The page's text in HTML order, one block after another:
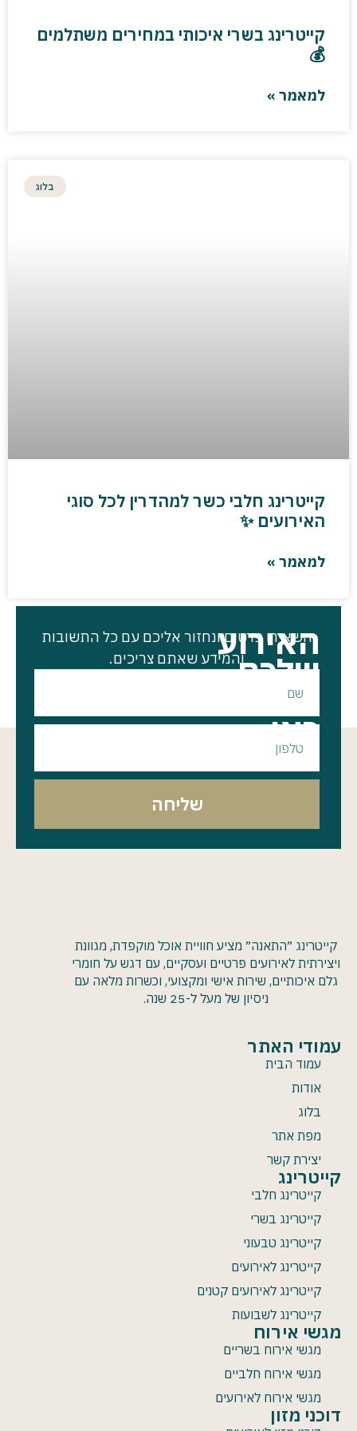
קייטרינג בשרי איכותי במחירים משתלמים
💰
למאמר »
בלוג
קייטרינג חלבי כשר למהדרין לכל סוגי
האירועים ✨
למאמר »
האירוע
שלכם
מתחיל
כאן
השאירו פרטים ונחזור אליכם עם כל התשובות
והמידע שאתם צריכים.
שליחה
קייטרינג ״התאנה״ מציע חוויית אוכל מוקפדת, מגוונת
ויצירתית לאירועים פרטיים ועסקיים, עם דגש על חומרי
גלם איכותיים, שירות אישי ומקצועי, וכשרות מלאה עם
ניסיון של מעל ל-25 שנה.
עמודי האתר
עמוד הבית
אודות
בלוג
מפת אתר
יצירת קשר
קייטרינג
קייטרינג חלבי
קייטרינג בשרי
קייטרינג טבעוני
קייטרינג לאירועים
קייטרינג לאירועים קטנים
קייטרינג לשבועות
מגשי אירוח
מגשי אירוח בשריים
מגשי אירוח חלביים
מגשי אירוח לאירועים
דוכני מזון